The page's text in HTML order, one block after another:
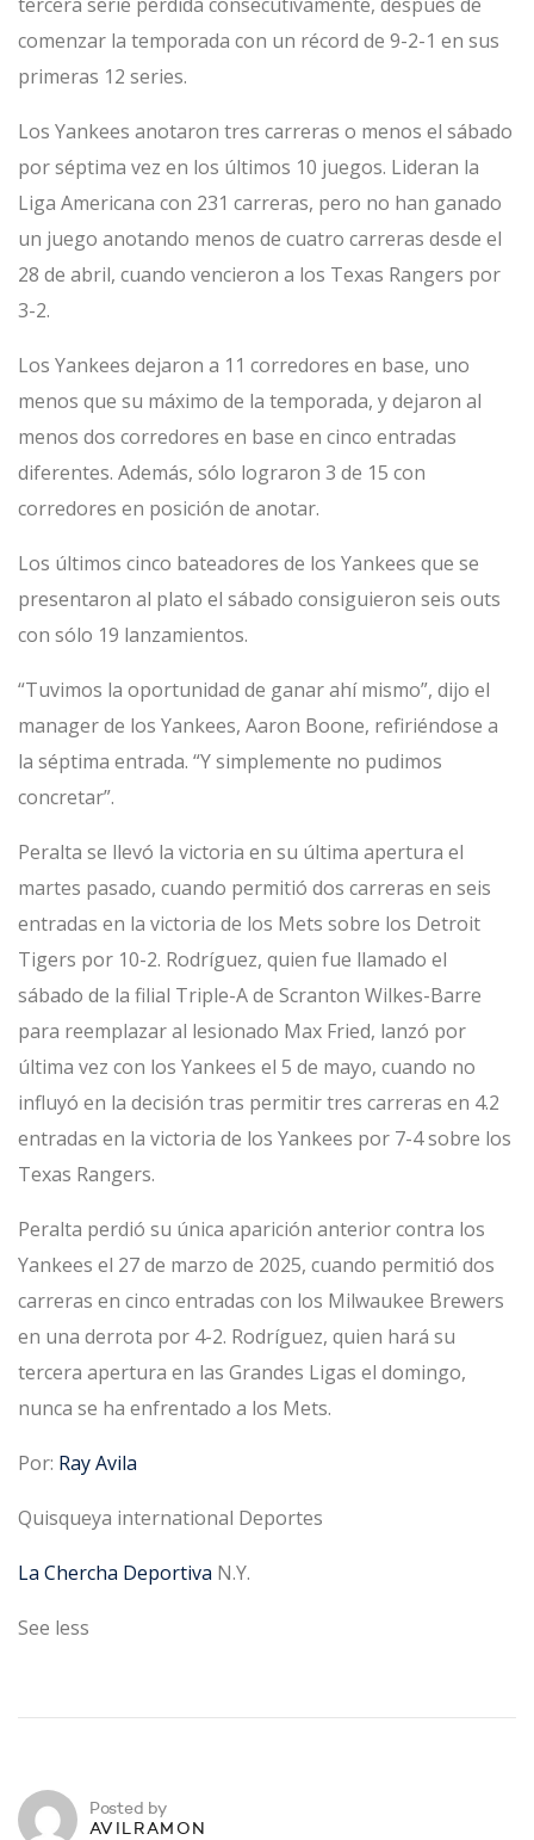
comenzar la temporada con un récord de 9-2-1 en sus
primeras 12 series.
Los Yankees anotaron tres carreras o menos el sábado
por séptima vez en los últimos 10 juegos. Lideran la
Liga Americana con 231 carreras, pero no han ganado
un juego anotando menos de cuatro carreras desde el
28 de abril, cuando vencieron a los Texas Rangers por
3-2.
Los Yankees dejaron a 11 corredores en base, uno
menos que su máximo de la temporada, y dejaron al
menos dos corredores en base en cinco entradas
diferentes. Además, sólo lograron 3 de 15 con
corredores en posición de anotar.
Los últimos cinco bateadores de los Yankees que se
presentaron al plato el sábado consiguieron seis outs
con sólo 19 lanzamientos.
“Tuvimos la oportunidad de ganar ahí mismo”, dijo el
manager de los Yankees, Aaron Boone, refiriéndose a
la séptima entrada. “Y simplemente no pudimos
concretar”.
Peralta se llevó la victoria en su última apertura el
martes pasado, cuando permitió dos carreras en seis
entradas en la victoria de los Mets sobre los Detroit
Tigers por 10-2. Rodríguez, quien fue llamado el
sábado de la filial Triple-A de Scranton Wilkes-Barre
para reemplazar al lesionado Max Fried, lanzó por
última vez con los Yankees el 5 de mayo, cuando no
influyó en la decisión tras permitir tres carreras en 4.2
entradas en la victoria de los Yankees por 7-4 sobre los
Texas Rangers.
Peralta perdió su única aparición anterior contra los
Yankees el 27 de marzo de 2025, cuando permitió dos
carreras en cinco entradas con los Milwaukee Brewers
en una derrota por 4-2. Rodríguez, quien hará su
tercera apertura en las Grandes Ligas el domingo,
nunca se ha enfrentado a los Mets.
Por: Ray Avila
Quisqueya international Deportes
La Chercha Deportiva N.Y.
See less
Posted by
AVILRAMON